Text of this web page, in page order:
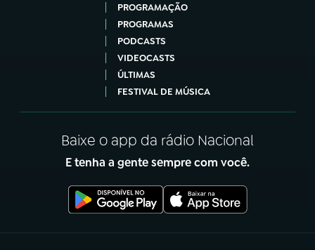
PROGRAMAÇÃO
PROGRAMAS
PODCASTS
VIDEOCASTS
ÚLTIMAS
FESTIVAL DE MÚSICA
Baixe o app da rádio Nacional
E tenha a gente sempre com você.